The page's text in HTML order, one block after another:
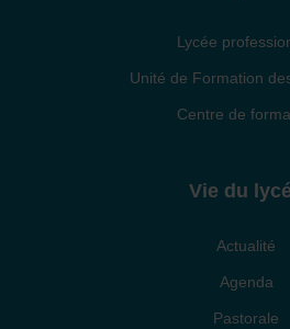
Lycée
Unité de Formation
Centre de
Vie du
Actualité
Agenda
Pastorale